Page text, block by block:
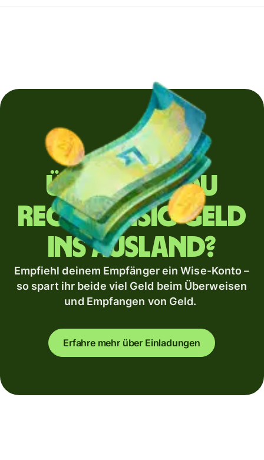
Überweist du
regelmäßig Geld
ins Ausland?
Empfiehl deinem Empfänger ein Wise-Konto –
so spart ihr beide viel Geld beim Überweisen
und Empfangen von Geld.
Erfahre mehr über Einladungen